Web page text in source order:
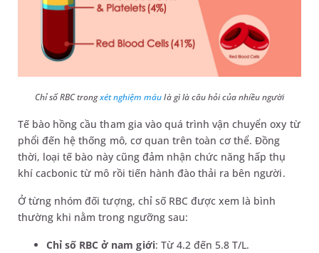
Chỉ số RBC trongxét nghiệm máulà gì là câu hỏi của nhiều người
Tế bào hồng cầu tham gia vào quá trình vận chuyển oxy từ
phổi đến hệ thống mô, cơ quan trên toàn cơ thể. Đồng
thời, loại tế bào này cũng đảm nhận chức năng hấp thụ
khí cacbonic từ mô rồi tiến hành đào thải ra bên người.
Ở từng nhóm đối tượng, chỉ số RBC được xem là bình
thường khi nằm trong ngưỡng sau:
Chỉ số RBC ở nam giới: Từ 4.2 đến 5.8 T/L.